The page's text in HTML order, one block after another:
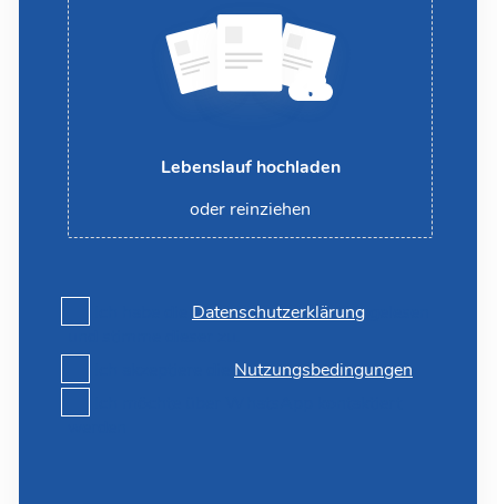
Lebenslauf hochladen
oder reinziehen
Datenschutzerklärung
Nutzungsbedingungen